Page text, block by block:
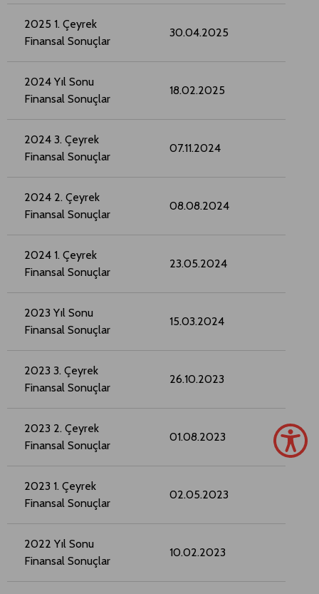
2025 1. Çeyrek
Finansal Sonuçlar
2024 Yıl Sonu
Finansal Sonuçlar
2024 3. Çeyrek
Finansal Sonuçlar
2024 2. Çeyrek
Finansal Sonuçlar
2024 1. Çeyrek
Finansal Sonuçlar
2023 Yıl Sonu
Finansal Sonuçlar
2023 3. Çeyrek
Finansal Sonuçlar
2023 2. Çeyrek
Finansal Sonuçlar
2023 1. Çeyrek
Finansal Sonuçlar
2022 Yıl Sonu
Finansal Sonuçlar
30.04.2025
18.02.2025
07.11.2024
08.08.2024
23.05.2024
15.03.2024
26.10.2023
01.08.2023
02.05.2023
10.02.2023